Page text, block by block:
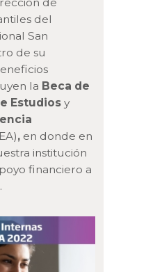
del
San
de su
la Beca de
Estudiosy
, en donde en
institución
financiero a